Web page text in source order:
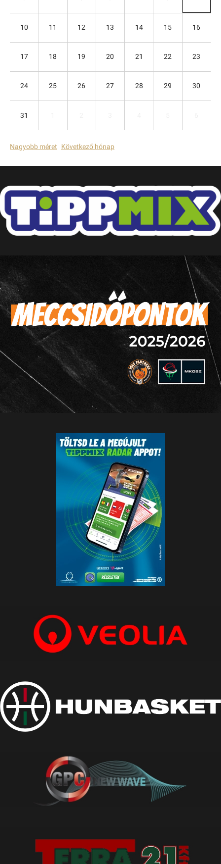
10 11 12 13 14 15 16
17 18 19 20 21 22 23
24 25 26 27 28 29 30
31
Nagyobb méret Következő hónap